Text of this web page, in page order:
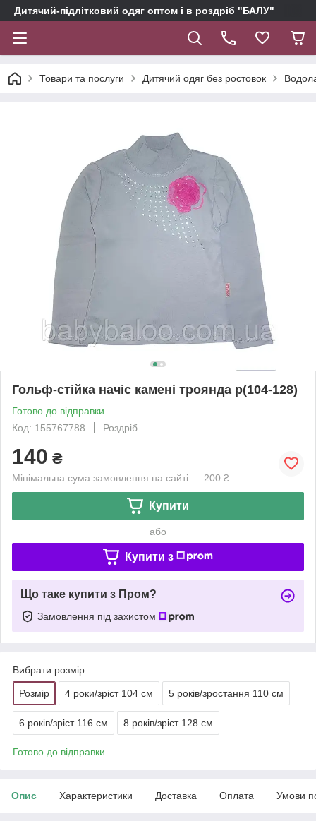
Дитячий-підлітковий одяг оптом і в роздріб "БАЛУ"
Товари та послуги Дитячий одяг без ростовок
Гольф-стійка начіс камені троянда р(104-128)
Готово до відправки
Код: 155767788
Роздріб
140 ₴
Мінімальна сума замовлення на сайті — 200 ₴
Купити
або
Купити з
Що таке купити з Пром?
Замовлення під захистом
Вибрати розмір
Розмір 4 роки/зріст 104 см 5 років/зростання 110 см
6 років/зріст 116 см 8 років/зріст 128 см
Готово до відправки
Опис Характеристики Доставка Оплата Умови